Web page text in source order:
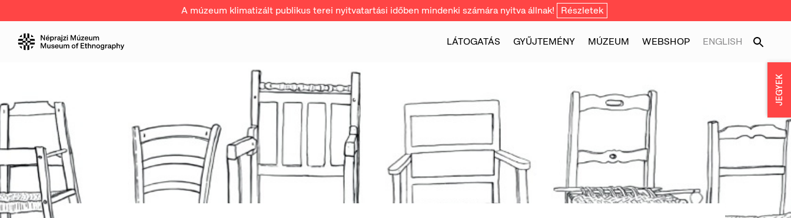
A múzeum klimatizált publikus terei nyitvatartási időben mindenki számára nyitva állnak! Részletek
LÁTOGATÁS GYŰJTEMÉNY MÚZEUM WEBSHOP ENGLISH
JEGYEK